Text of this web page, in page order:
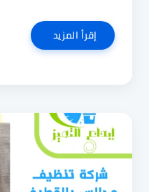
إقرأ المزيدشركة
تنظيف
و
تطهير
المجالس
بالخبر